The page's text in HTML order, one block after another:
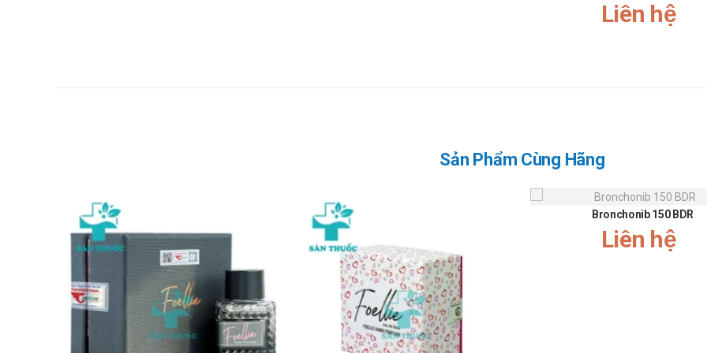
Mua hàng trực tiếp tại cửa hàng với khách lẻ theo khung giờ sáng: 10h-11h, chiều: 14h30-15h30
Mua hàng qua số điện thoại hotline: Call/Zalo: 090.179.6388 để được gặp dược sĩ đại học tư vấn cụ thể và nhanh nhất
Lưu ý:Thông tin trên chỉ mang tính chất tham khảo. Vui lòng tham khảo ý kiến bác sĩ hoặc dược sĩ trước khi sử dụng.
Liên hệ
Sản Phẩm Cùng Hãng
Bronchonib 150 BDR
Liên hệ